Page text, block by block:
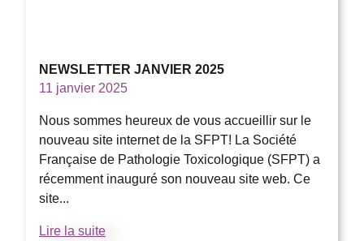
NEWSLETTER JANVIER 2025
11 janvier 2025
Nous sommes heureux de vous accueillir sur le
nouveau site internet de la SFPT! La Société
Française de Pathologie Toxicologique (SFPT) a
récemment inauguré son nouveau site web. Ce
site...
Lire la suite